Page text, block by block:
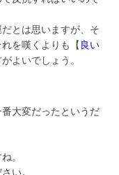
とは思いますが、そ
を嘆くよりも【 良い
よいでしょう。
大変だったというだ
。
い。